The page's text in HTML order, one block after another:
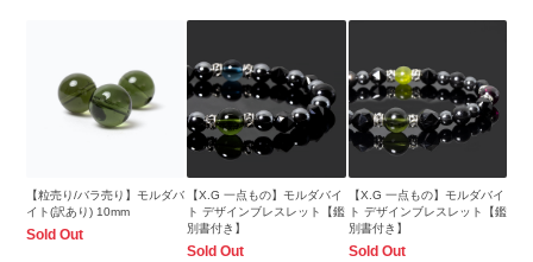
【粒売り/バラ売り】モルダバ
イト(訳あり) 10mm
Sold Out
【X.G 一点もの】モルダバイ
ト デザインブレスレット【鑑
別書付き】
Sold Out
【X.G 一点もの】モルダバイ
ト デザインブレスレット【鑑
別書付き】
Sold Out